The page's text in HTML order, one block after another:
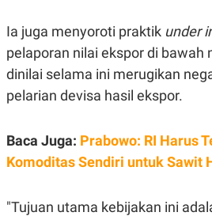
T
D
A
T
A
E
S
K
T
N
L
S
S
Ia juga menyoroti praktik under
pelaporan nilai ekspor di bawah
dinilai selama ini merugikan
pelarian devisa hasil ekspor.
Baca Juga: Prabowo: RI Harus
Komoditas Sendiri untuk Sawit
"Tujuan utama kebijakan ini